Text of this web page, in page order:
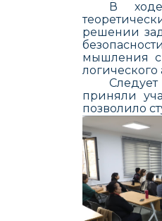
В
решении
мышления
приняли
позволило